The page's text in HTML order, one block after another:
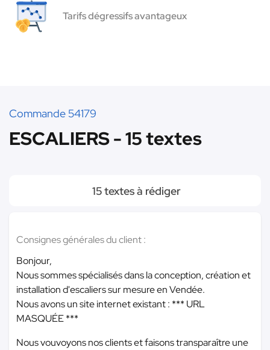
Tarifs dégressifs avantageux
Commande 54179
ESCALIERS - 15 textes
15 textes à rédiger
Consignes générales du client :
Bonjour,
Nous sommes spécialisés dans la conception, création et
installation d'escaliers sur mesure en Vendée.
Nous avons un site internet existant : *** URL
MASQUÉE ***
Nous vouvoyons nos clients et faisons transparaître une